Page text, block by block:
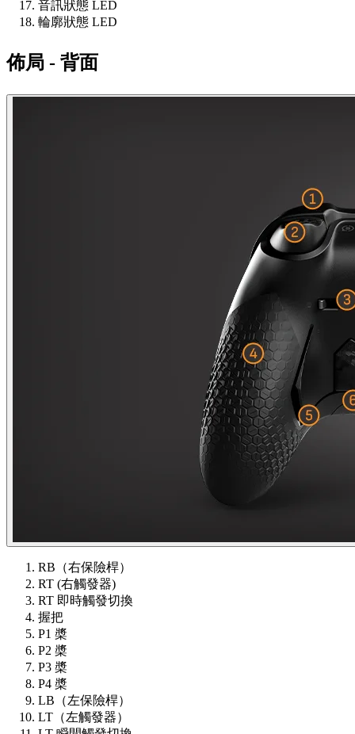
音訊狀態 LED
輪廓狀態 LED
佈局 - 背面
RB（右保險桿）
RT (右觸發器)
RT 即時觸發切換
握把
P1 槳
P2 槳
P3 槳
P4 槳
LB（左保險桿）
LT（左觸發器）